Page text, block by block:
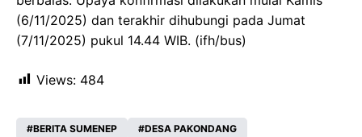
(6/11/2025) dan terakhir dihubungi pada Jumat
(7/11/2025) pukul 14.44 WIB. (ifh/bus)
Views: 484
BERITA SUMENEP
DESA PAKONDANG